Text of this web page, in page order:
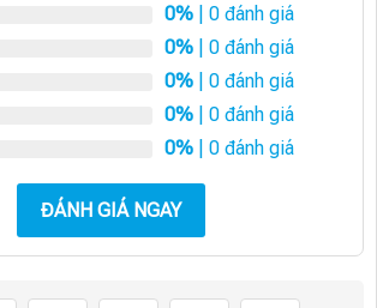
0% | 0 đánh giá
0% | 0 đánh giá
0% | 0 đánh giá
0% | 0 đánh giá
0% | 0 đánh giá
ĐÁNH GIÁ NGAY